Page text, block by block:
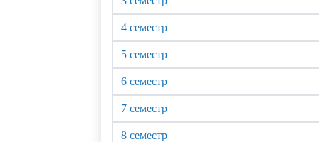
4 семестр
5 семестр
6 семестр
7 семестр
8 семестр